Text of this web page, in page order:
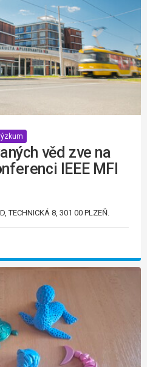
věd zve na
IEEE MFI
TECHNICKÁ 8, 301 00 PLZEŇ.